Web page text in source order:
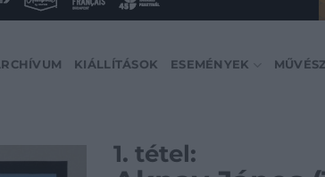
KIÁLLÍTÁSOK ESEMÉNYEK
1. tétel: